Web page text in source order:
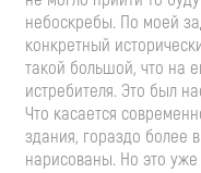
небоскребы. По моей
конкретный
такой большой, что на
истребителя. Это был
Что касается
здания, гораздо более
нарисованы. Но это уже